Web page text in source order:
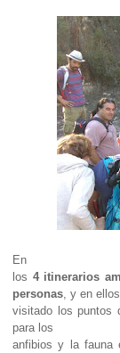
En
los 4 itinerarios
personas, y en
visitado los puntos
para los
anfibios y la fauna